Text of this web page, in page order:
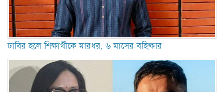
ঢাবির হলে শিক্ষার্থীকে মারধর, ৬ মাসের বহিষ্কার